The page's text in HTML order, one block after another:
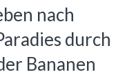
nach
durch
Bananen